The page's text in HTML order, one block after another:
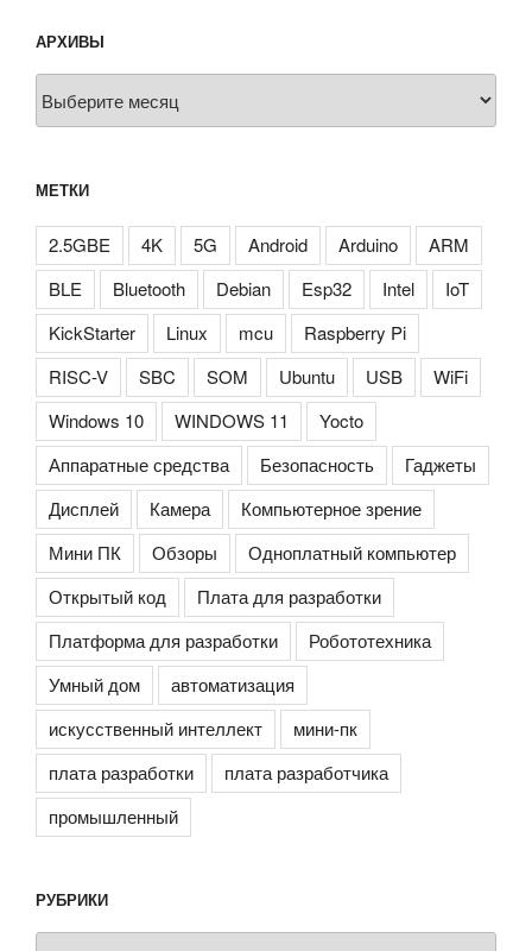
АРХИВЫ
МЕТКИ
2.5GBE 4K 5G Android Arduino
ARM
BLE
Bluetooth Debian Esp32 Intel
IoT
KickStarter
Linux mcu
Raspberry Pi
RISC-V
SBC SOM Ubuntu USB
WiFi
Windows 10
WINDOWS 11
Yocto
Аппаратные средства
Безопасность
Гаджеты
Дисплей
Камера
Компьютерное зрение
Мини ПК
Обзоры
Одноплатный компьютер
Открытый код
Плата для разработки
Платформа для разработки
Робототехника
Умный дом
автоматизация
искусственный интеллект
мини-пк
плата разработки
плата разработчика
промышленный
РУБРИКИ